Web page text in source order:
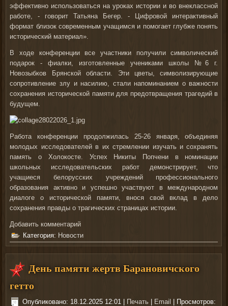
эффективно использоваться на уроках истории и во внеклассной
работе, - говорит Татьяна Бегер. - Цифровой интерактивный
формат близок современным учащимся и помогает глубже понять
исторический материал».
В ходе конференции все участники получили символический
подарок - фиалки, изготовленные учениками школы №6 г.
Новозыбков Брянской области. Эти цветы, символизирующие
сопротивление злу и насилию, стали напоминанием о важности
сохранения исторической памяти для предотвращения трагедий в
будущем.
Работа конференции продолжилась 25-26 января, объединяя
молодых исследователей в их стремлении изучать и сохранять
память о Холокосте. Успех Никиты Попчени в номинации
школьных исследовательских работ демонстрирует, что
учащиеся белорусских учреждений профессионального
образования активно и успешно участвуют в международном
диалоге о исторической памяти, внося свой вклад в дело
сохранения правды о трагических страницах истории.
Добавить комментарий
Категория: Новости
День памяти жертв Барановичского
гетто
Опубликовано: 18.12.2025 12:01 | Печать | Email | Просмотров: